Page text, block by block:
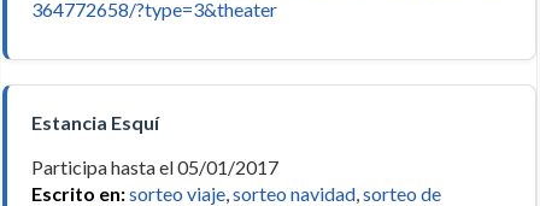
364772658/?type=3&theater
Estancia Esquí
Participa hasta el 05/01/2017
Escrito en:sorteo viaje,sorteo navidad,sorteo de